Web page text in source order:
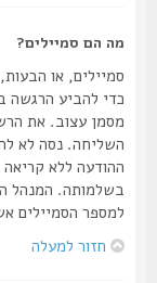
מה הם סמיילים?
סמיילים, או הבעות,
כדי להביע הרגשה
מסמן עצוב. את
השליחה. נסה לא
ההודעה ללא קריאה
בשלמותה. המנהל
למספר הסמיילים אשר
חזור למעלה